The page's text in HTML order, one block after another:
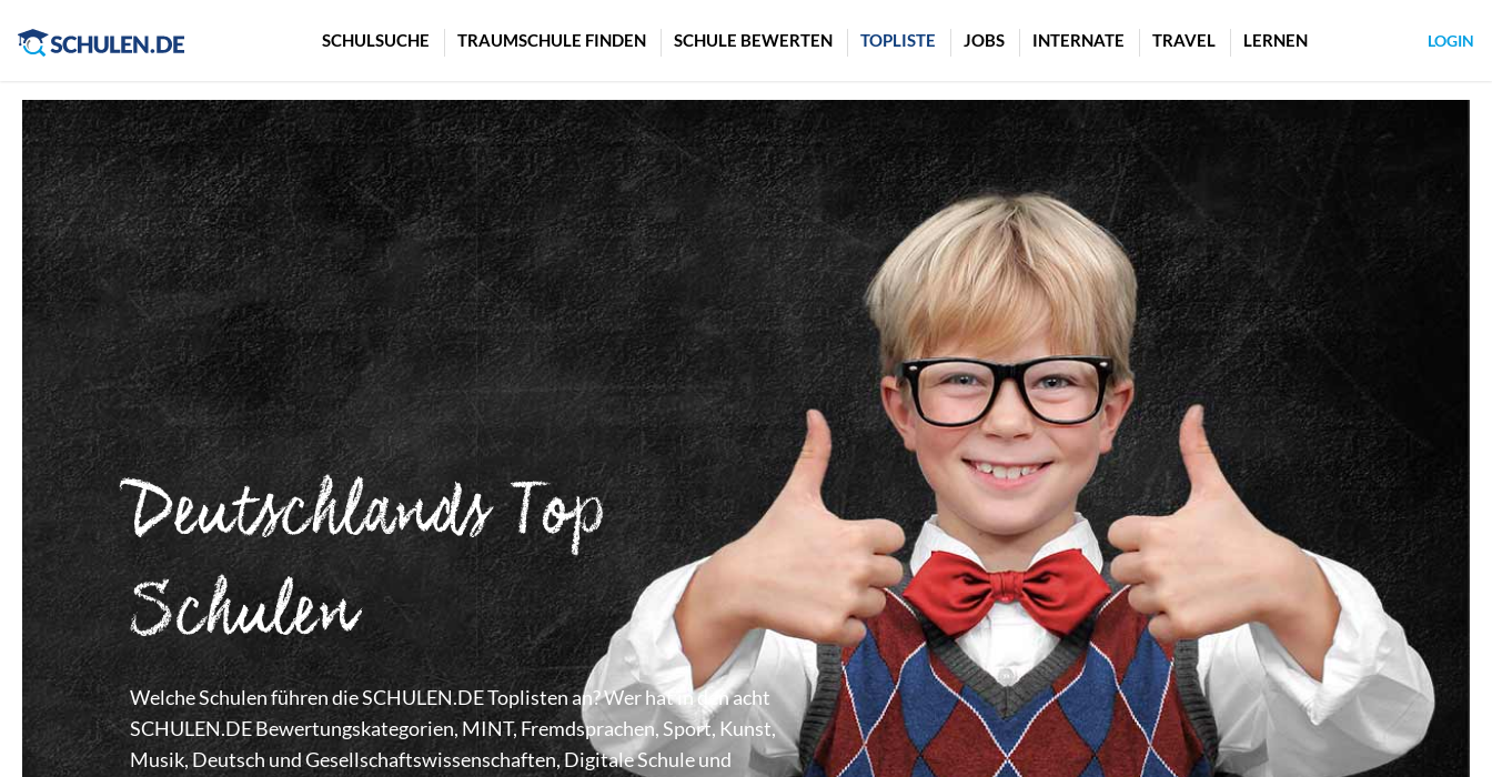
SCHULSUCHE TRAUMSCHULE FINDEN SCHULE BEWERTEN TOPLISTE JOBS INTERNATE TRAVEL LERNEN LOGIN
Deutschlands Top
Schulen
Welche Schulen führen die SCHULEN.DE Toplisten an? Wer hat in den acht
SCHULEN.DE Bewertungskategorien, MINT, Fremdsprachen, Sport, Kunst,
Musik, Deutsch und Gesellschaftswissenschaften, Digitale Schule und